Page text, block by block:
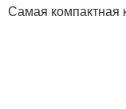
Самая компактная